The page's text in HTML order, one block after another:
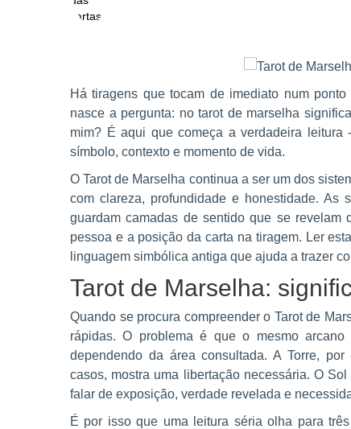
Há tiragens que tocam de imediato num
nasce a pergunta: no tarot de marselha
mim? É aqui que começa a verdadeira
símbolo, contexto e momento de vida.
O Tarot de Marselha continua a ser um dos
com clareza, profundidade e honestidade. As
guardam camadas de sentido que se revelam
pessoa e a posição da carta na tiragem. Ler
linguagem simbólica antiga que ajuda a trazer
Tarot de Marselha:
Quando se procura compreender o Tarot de
rápidas. O problema é que o mesmo arcano
dependendo da área consultada. A Torre,
casos, mostra uma libertação necessária. O
falar de exposição, verdade revelada e
É por isso que uma leitura séria olha para